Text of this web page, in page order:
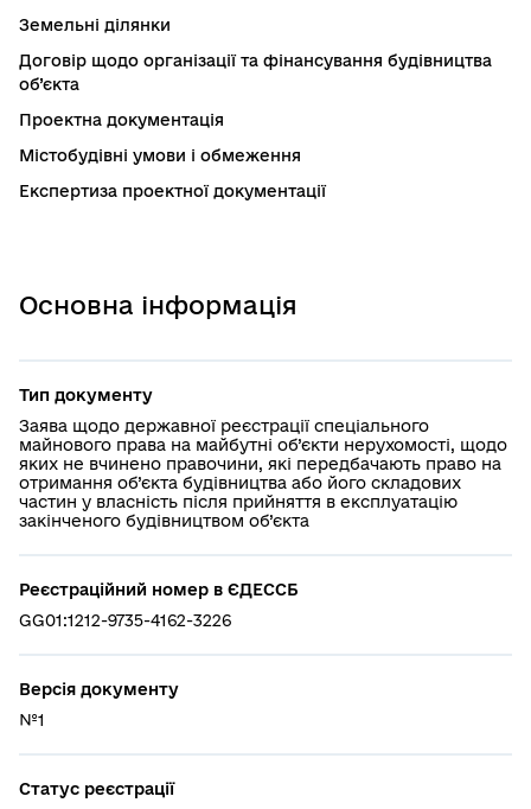
Основна інформація
Тип документу
Заява щодо державної реєстрації спеціального
майнового права на майбутні об’єкти нерухомості, щодо
яких не вчинено правочини, які передбачають право на
отримання об’єкта будівництва або його складових
частин у власність після прийняття в експлуатацію
закінченого будівництвом об’єкта
Реєстраційний номер в ЄДЕССБ
GG01:1212-9735-4162-3226
Версія документу
№1
Статус реєстрації
Земельні ділянки
Договір щодо організації та фінансування будівництва
об’єкта
Проектна документація
Містобудівні умови і обмеження
Експертиза проектної документації